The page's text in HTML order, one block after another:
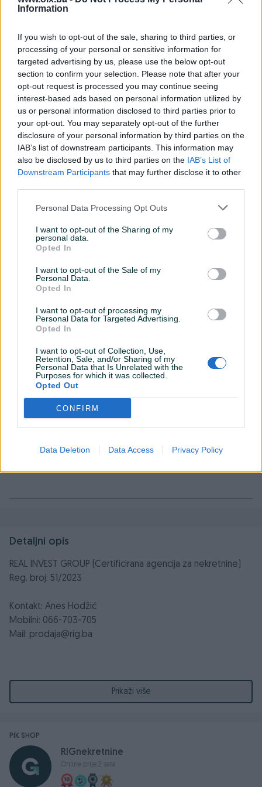
Information
If you wish to opt-out of the sale, sharing to third parties, or
processing of your personal or sensitive information for
targeted advertising by us, please use the below opt-out
section to confirm your selection. Please note that after your
opt-out request is processed you may continue seeing
interest-based ads based on personal information utilized by
us or personal information disclosed to third parties prior to
your opt-out. You may separately opt-out of the further
disclosure of your personal information by third parties on the
IAB’s list of downstream participants. This information may
also be disclosed by us to third parties on the IAB’s List of
Downstream Participants that may further disclose it to other
Personal Data Processing Opt Outs
I want to opt-out of the Sharing of my
personal data.
Opted In
I want to opt-out of the Sale of my
Personal Data.
Opted In
I want to opt-out of processing my
Personal Data for Targeted Advertising.
Opted In
I want to opt-out of Collection, Use,
Retention, Sale, and/or Sharing of my
Personal Data that Is Unrelated with the
Purposes for which it was collected.
Opted Out
CONFIRM
Data Deletion Data Access Privacy Policy
Kablovska TV
Kanalizacija
Lift
Parking
Struja
Telefonski priključak
Lokacija nekretnine
Detaljni opis
REAL INVEST GROUP (Certificirana agencija za nekretnine)
Reg. broj: 51/2023
Kontakt: Anes Hodžić
Mobilni: 066-703-705
Mail: prodaja@rig.ba
Sa zadovoljstvom Vam predstavljamo naš najnoviji
projekat u prodaji - Green Wood, luksuzni stambeni
Green Wood je idealan izbor za one koji žele da spoje
moderan život sa netaknutom prirodom. Ovaj
sedmospratni objekat se sastoji od 51-og apartmana
Prikaži više
PIK SHOP
RIGnekretnine
Online prije 2 sata